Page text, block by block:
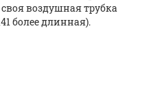
своя воздушная трубка
более длинная).